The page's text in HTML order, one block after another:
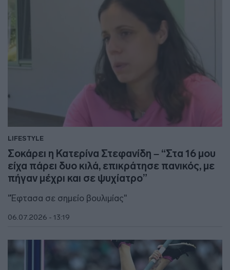
LIFESTYLE
Σοκάρει η Κατερίνα Στεφανίδη – “Στα 16 μου
είχα πάρει δυο κιλά, επικράτησε πανικός, με
πήγαν μέχρι και σε ψυχίατρο”
"Έφτασα σε σημείο βουλιμίας"
06.07.2026 - 13:19